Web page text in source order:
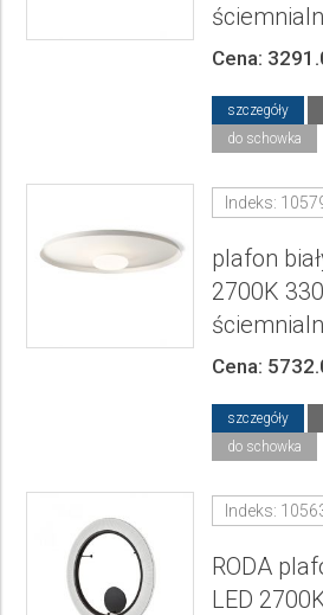
Cena:
szczegóły
do schowka
Indeks:
plafon
2700K
Cena:
szczegóły
do schowka
Indeks:
RODA
LED